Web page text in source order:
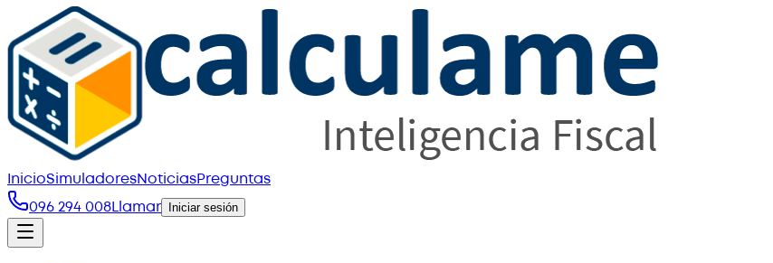
InicioSimuladoresNoticiasPreguntas
096 294 008Llamar Iniciar sesión